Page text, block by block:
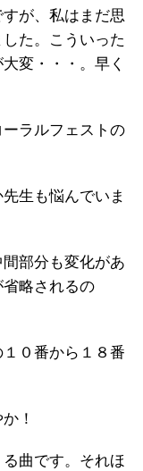
が、私はまだ思
た。こういった
変・・・。早く
ラルフェストの
生も悩んでいま
部分も変化があ
略されるの
０番から１８番
！
曲です。それほ